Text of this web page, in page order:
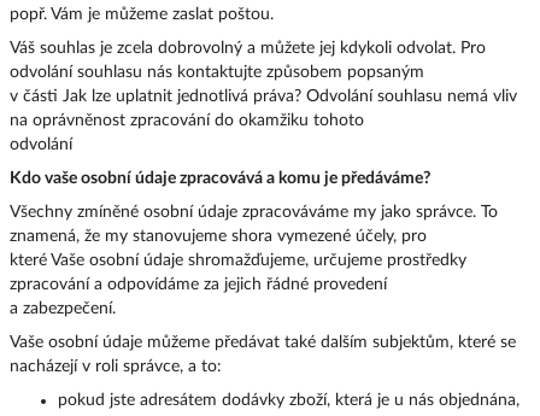
popř. Vám je můžeme zaslat poštou.
Váš souhlas je zcela dobrovolný a můžete jej kdykoli odvolat. Pro
odvolání souhlasu nás kontaktujte způsobem popsaným
v části Jak lze uplatnit jednotlivá práva? Odvolání souhlasu nemá vliv
na oprávněnost zpracování do okamžiku tohoto
odvolání
Kdo vaše osobní údaje zpracovává a komu je předáváme?
Všechny zmíněné osobní údaje zpracováváme my jako správce. To
znamená, že my stanovujeme shora vymezené účely, pro
které Vaše osobní údaje shromažďujeme, určujeme prostředky
zpracování a odpovídáme za jejich řádné provedení
a zabezpečení.
Vaše osobní údaje můžeme předávat také dalším subjektům, které se
nacházejí v roli správce, a to:
pokud jste adresátem dodávky zboží, která je u nás objednána,